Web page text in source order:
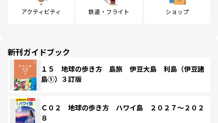
アクティビティ 鉄道・フライト ショップ
新刊ガイドブック
１５ 地球の歩き方 島旅 伊豆大島 利島（伊豆諸
島①）３訂版
Ｃ０２ 地球の歩き方 ハワイ島 ２０２７～２０２
８